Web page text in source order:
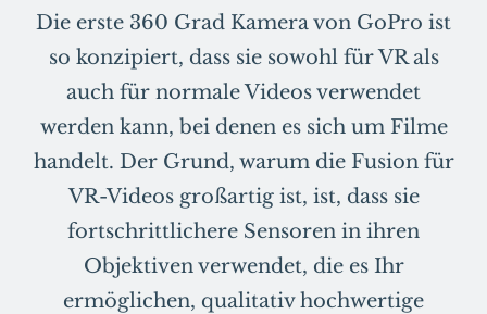
Die erste 360 Grad Kamera von GoPro ist
so konzipiert, dass sie sowohl für VR als
auch für normale Videos verwendet
werden kann, bei denen es sich um Filme
handelt. Der Grund, warum die Fusion für
VR-Videos großartig ist, ist, dass sie
fortschrittlichere Sensoren in ihren
Objektiven verwendet, die es Ihr
ermöglichen, qualitativ hochwertige